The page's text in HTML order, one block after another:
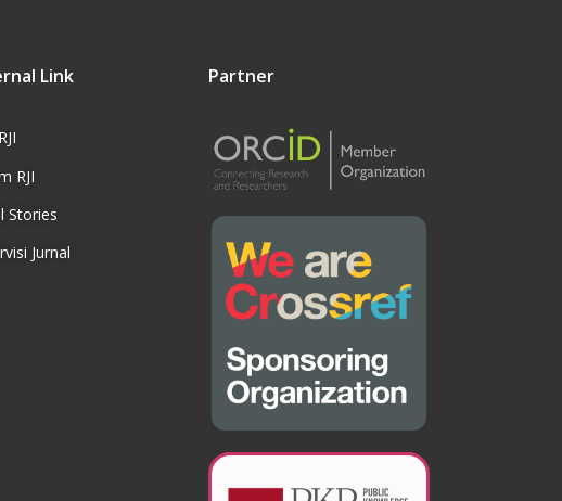
Link
RJI
Stories
Jurnal
Partner